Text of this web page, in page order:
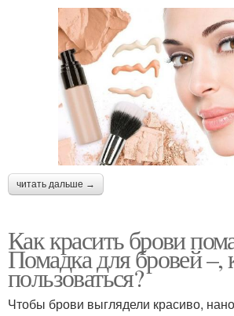
читать дальше →
Как красить брови
Помадка для бровей –,
пользоваться?
Чтобы брови выглядели красиво,